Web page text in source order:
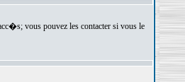
vous pouvez les contacter si vous le